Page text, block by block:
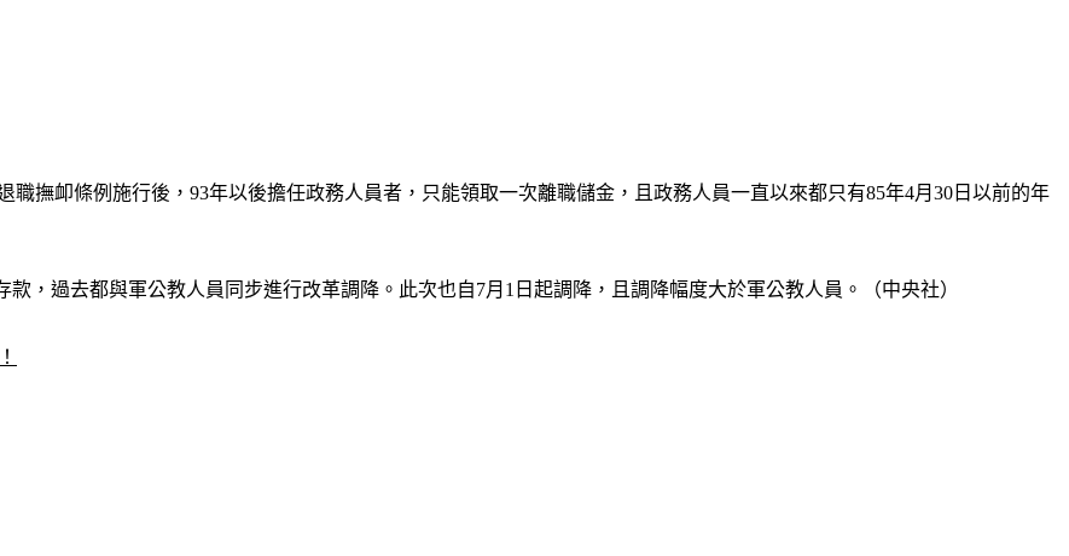
撫卹條例施行後，93年以後擔任政務人員者，只能領取一次離職儲金，且政務人員一直以來都只有85年4月30日以前的年
，過去都與軍公教人員同步進行改革調降。此次也自7月1日起調降，且調降幅度大於軍公教人員。（中央社）